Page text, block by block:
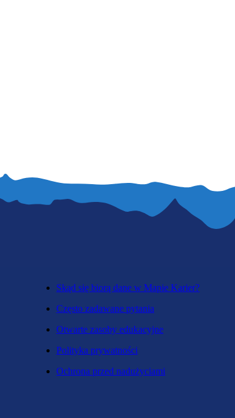
Skąd się biorą dane w Mapie Karier?
Często zadawane pytania
Otwarte zasoby edukacyjne
Polityka prywatności
Ochrona przed nadużyciami